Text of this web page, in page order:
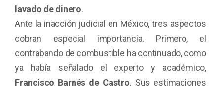
lavado de dinero.
Ante la inacción judicial en México, tres aspectos
cobran especial importancia. Primero, el
contrabando de combustible ha continuado, como
ya había señalado el experto y académico,
Francisco Barnés de Castro. Sus estimaciones